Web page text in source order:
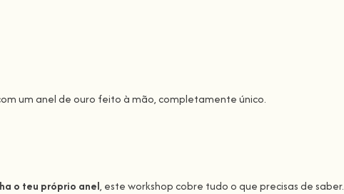
um anel de ouro feito à mão, completamente único.
o teu próprio anel, este workshop cobre tudo o que precisas de saber.